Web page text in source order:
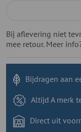
Bij aflevering niet
mee retour. Meer
Bijdragen aan
Altijd A merk
Direct uit